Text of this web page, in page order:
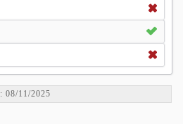
: 08/11/2025